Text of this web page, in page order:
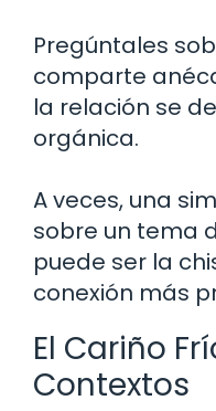
Pregúntales
comparte
la relación se
orgánica.
A veces, una
sobre un tema
puede ser la
conexión más
El Cariño
Contextos